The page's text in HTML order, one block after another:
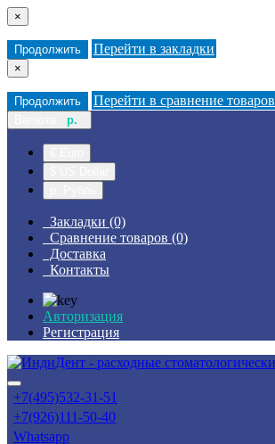
×
Продолжить Перейти в закладки
×
Продолжить Перейти в сравнение товаров
р.
Закладки (0)
Сравнение товаров (0)
Доставка
Контакты
Авторизация
Регистрация
+7(495)532-31-51
+7(926)111-50-40
Whatsapp